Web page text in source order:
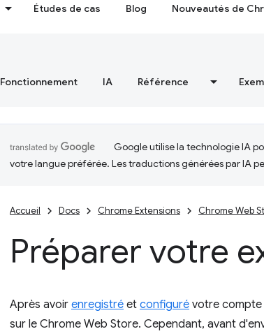
Études de cas Blog Nouveautés de
Fonctionnement IA Référence
Google utilise la technologie IA
votre langue préférée. Les traductions générées par IA
Accueil Docs Chrome Extensions Chrome Web
Préparer votre
Après avoir enregistré et configuré votre compte
sur le Chrome Web Store. Cependant, avant